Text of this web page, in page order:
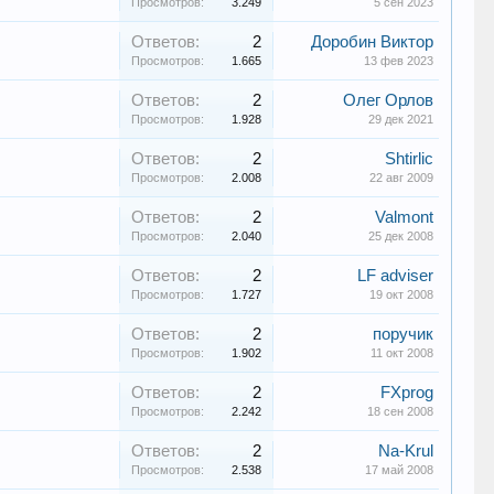
Ответов: 2
Просмотров: 1.665
Доробин Виктор
13 фев 2023
Ответов: 2
Просмотров: 1.928
Олег Орлов
29 дек 2021
Ответов: 2
Просмотров: 2.008
Shtirlic
22 авг 2009
Ответов: 2
Просмотров: 2.040
Valmont
25 дек 2008
Ответов: 2
Просмотров: 1.727
LF adviser
19 окт 2008
Ответов: 2
Просмотров: 1.902
поручик
11 окт 2008
Ответов: 2
Просмотров: 2.242
FXprog
18 сен 2008
Ответов: 2
Просмотров: 2.538
Na-Krul
17 май 2008